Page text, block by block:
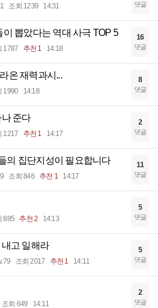
조회 1239 14:31 댓글
이 뽑았다는 역대 사극 TOP 5
1787 추천 1 14:18
16
댓글
온 재력과시...
1990 14:18
8
댓글
준다
1217 추천 1 14:17
2
댓글
의 집단지성이 필요합니다
조회 846 추천 1 14:17
11
댓글
885 추천 2 14:13
5
댓글
고 일해라
조회 2017 추천 1 14:11
5
댓글
조회 649 14:11
2
댓글